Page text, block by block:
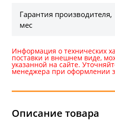
Гарантия производителя,
мес
Информация о технических
поставки и внешнем виде,
указанной на сайте.
менеджера при оформлении
Описание товара